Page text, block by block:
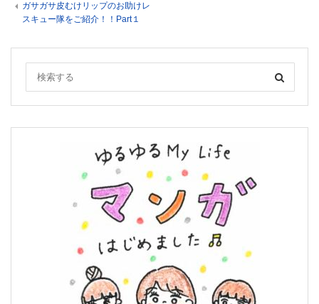
ガサガサ皮むけリップのお助けレ
スキュー隊をご紹介！！Part１